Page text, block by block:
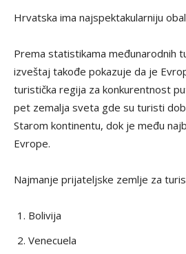
Hrvatska ima najspektakularniju
Prema statistikama međunarodnih
izveštaj takođe pokazuje da je
turistička regija za konkurentnost
pet zemalja sveta gde su turisti
Starom kontinentu, dok je među
Evrope.
Najmanje prijateljske zemlje za
Bolivija
Venecuela